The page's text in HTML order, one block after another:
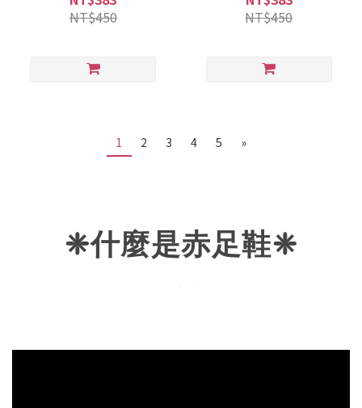
NT$450
NT$450
1 2 3 4 5 »
❈什麼是赤足鞋❈